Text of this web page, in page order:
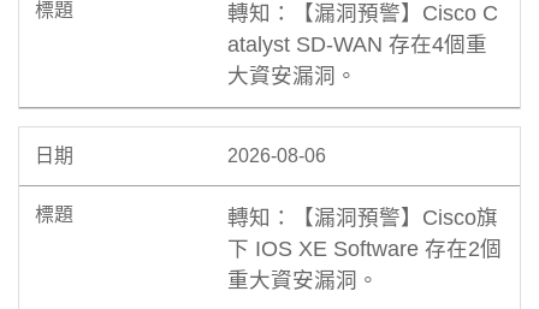
轉知：【漏洞預警】Cisco C
atalyst SD-WAN 存在4個重
大資安漏洞。
2026-08-06
轉知：【漏洞預警】Cisco旗
下 IOS XE Software 存在2個
重大資安漏洞。